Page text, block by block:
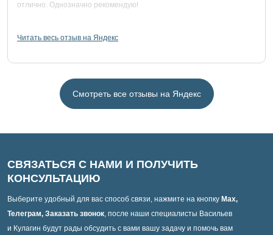
отлично. Однозначно рекомендую!
Читать весь отзыв на Яндекс
Смотреть все отзывы на Яндекс
СВЯЗАТЬСЯ С НАМИ И ПОЛУЧИТЬ
КОНСУЛЬТАЦИЮ
Выберите удобный для вас способ связи, нажмите на кнопку Max,
Телеграм, Заказать звонок, после наши специалисты Васильев
и Кулагин будут рады обсудить с вами вашу задачу и помочь вам